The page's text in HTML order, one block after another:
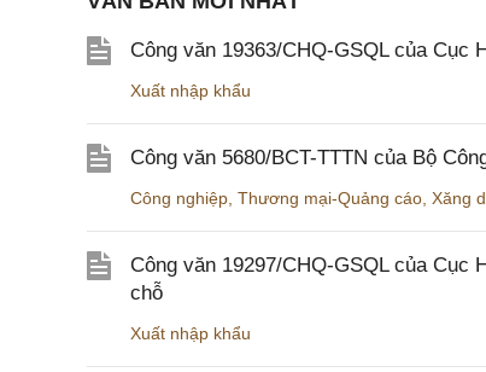
Công văn 19363/CHQ-GSQL của
Xuất nhập khẩu
Công văn 5680/BCT-TTTN của Bộ
Công nghiệp Thương mại-Quảng cáo Xăng
Công văn 19297/CHQ-GSQL của Cục
chỗ
Xuất nhập khẩu